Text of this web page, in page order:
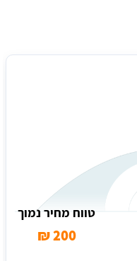
טווח מחיר נמוך
200 ₪